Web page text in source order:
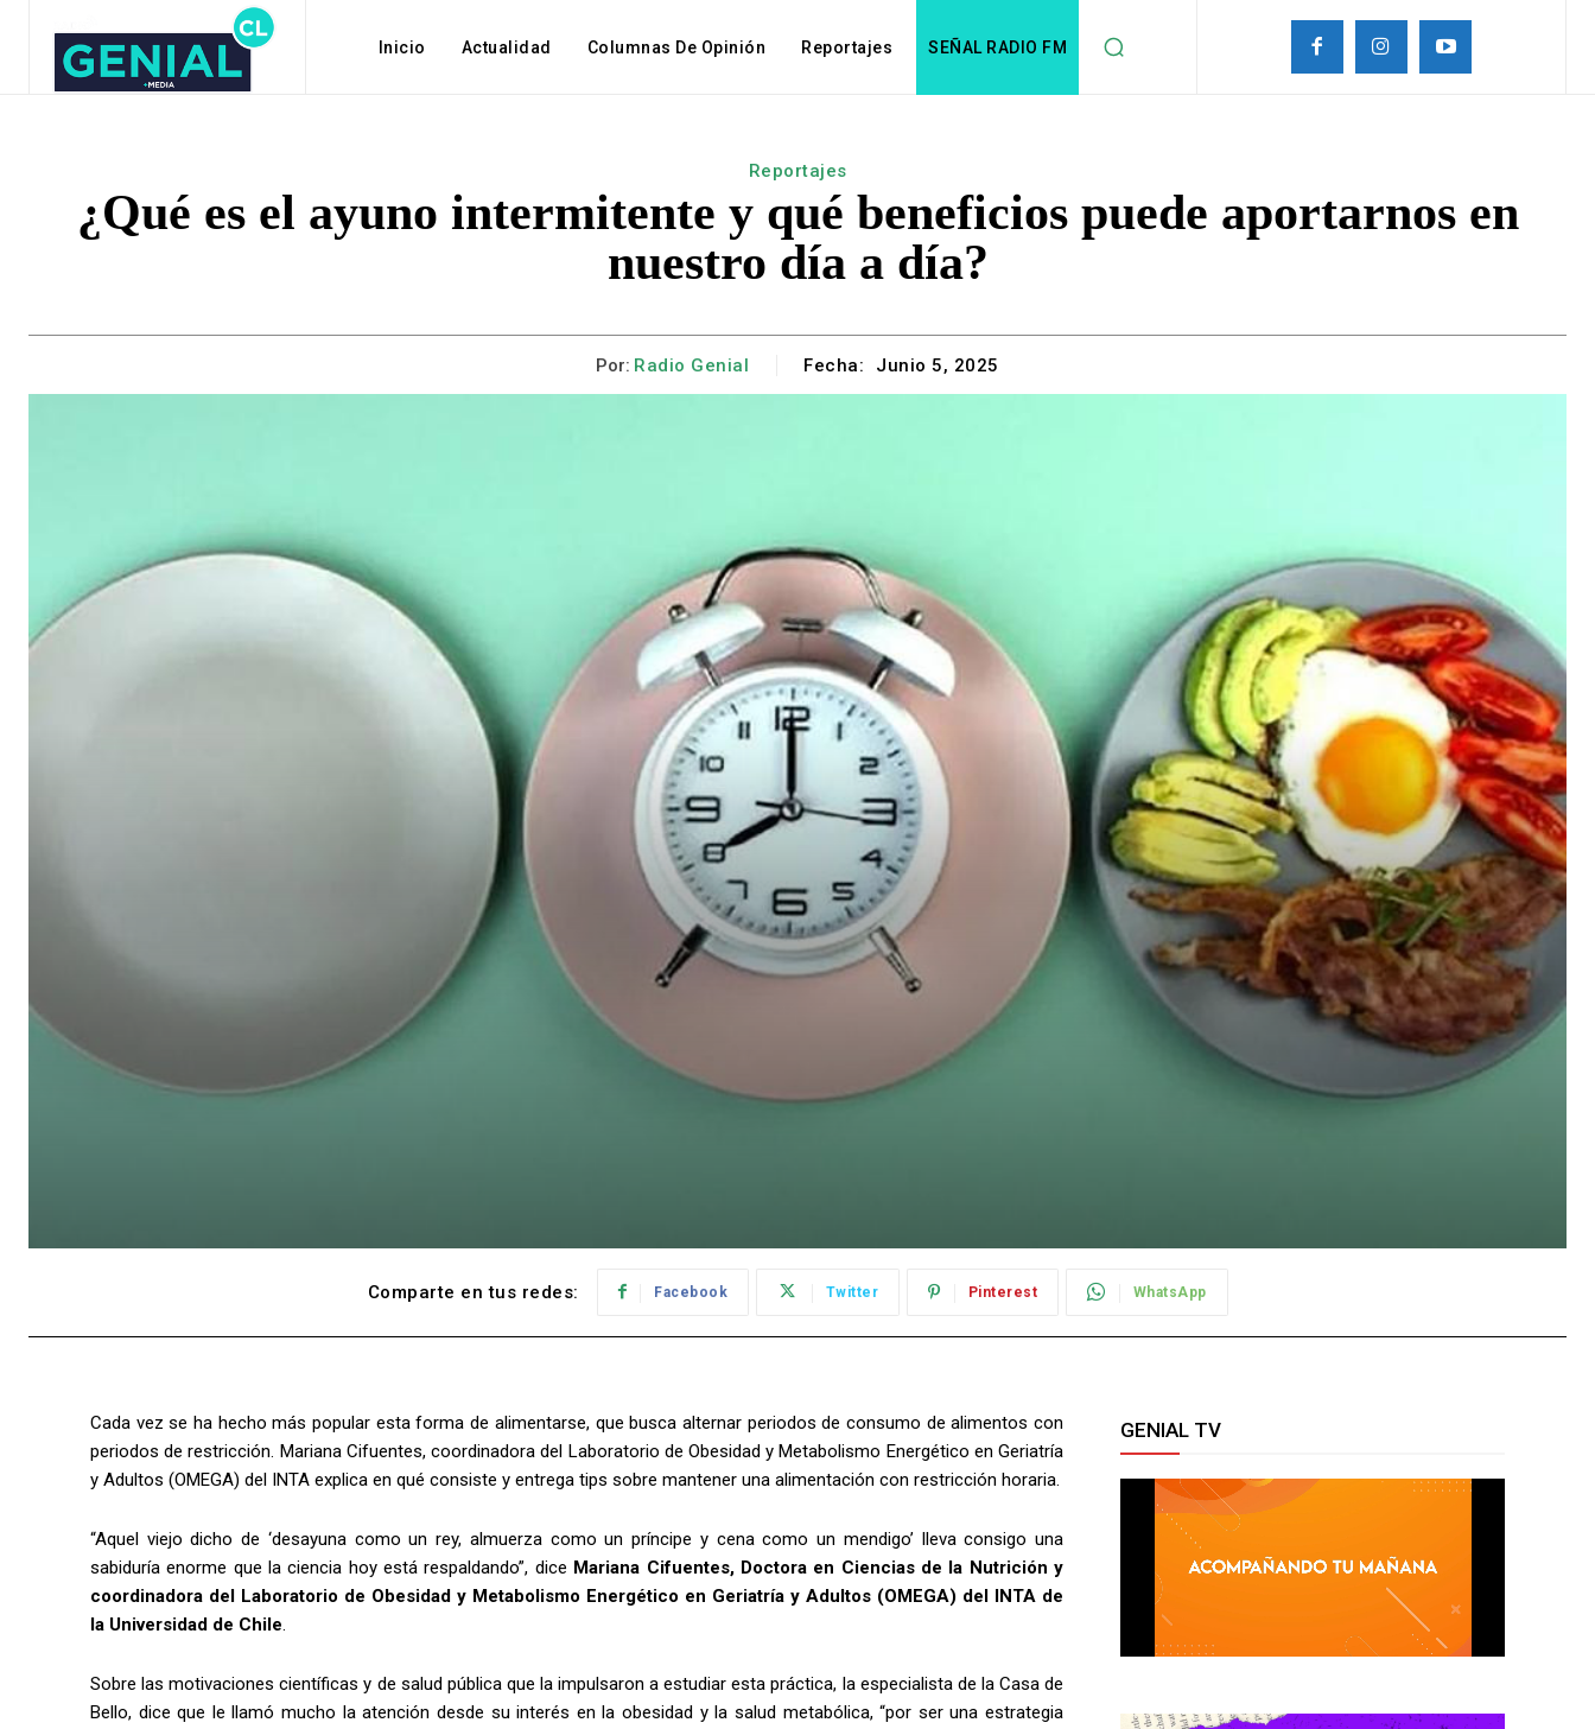
Inicio Actualidad Columnas De Opinión Reportajes SEÑAL RADIO FM
Reportajes
¿Qué es el ayuno intermitente y qué beneficios puede aportarnos en
nuestro día a día?
Por: Radio Genial Fecha: Junio 5, 2025
Comparte en tus redes: Facebook Twitter Pinterest WhatsApp
Cada vez se ha hecho más popular esta forma de alimentarse, que busca alternar periodos de consumo de alimentos con
periodos de restricción. Mariana Cifuentes, coordinadora del Laboratorio de Obesidad y Metabolismo Energético en Geriatría
y Adultos (OMEGA) del INTA explica en qué consiste y entrega tips sobre mantener una alimentación con restricción horaria.
“Aquel viejo dicho de ‘desayuna como un rey, almuerza como un príncipe y cena como un mendigo’ lleva consigo una
sabiduría enorme que la ciencia hoy está respaldando”, dice Mariana Cifuentes, Doctora en Ciencias de la Nutrición y
coordinadora del Laboratorio de Obesidad y Metabolismo Energético en Geriatría y Adultos (OMEGA) del INTA de
la Universidad de Chile.
Sobre las motivaciones científicas y de salud pública que la impulsaron a estudiar esta práctica, la especialista de la Casa de
Bello, dice que le llamó mucho la atención desde su interés en la obesidad y la salud metabólica, “por ser una estrategia
GENIAL TV